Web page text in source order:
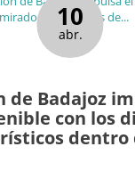
10
abr.
de Badajoz
con los
dentro